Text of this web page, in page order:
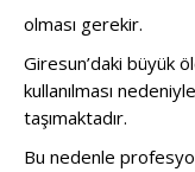
olması gerekir.
Giresun’daki büyük
kullanılması
taşımaktadır.
Bu nedenle